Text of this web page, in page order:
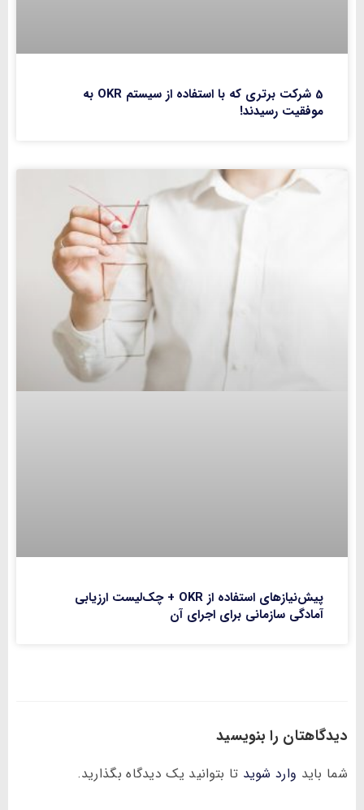
5 شرکت برتری که با استفاده از سیستم OKR به
موفقیت رسیدند!
پیش‌نیازهای استفاده از OKR + چک‌لیست ارزیابی
آمادگی سازمانی برای اجرای آن
دیدگاهتان را بنویسید
شما باید وارد شوید تا بتوانید یک دیدگاه بگذارید.